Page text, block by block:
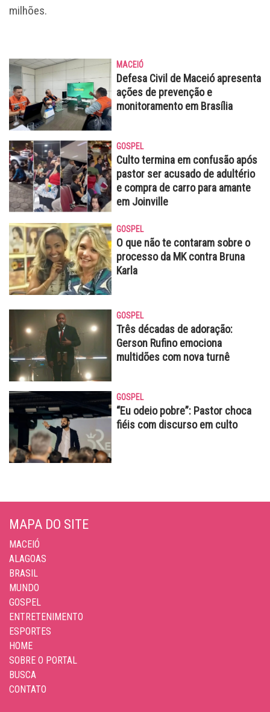
milhões.
MACEIÓ
Defesa Civil de Maceió apresenta
ações de prevenção e
monitoramento em Brasília
GOSPEL
Culto termina em confusão após
pastor ser acusado de adultério
e compra de carro para amante
em Joinville
GOSPEL
O que não te contaram sobre o
processo da MK contra Bruna
Karla
GOSPEL
Três décadas de adoração:
Gerson Rufino emociona
multidões com nova turnê
GOSPEL
“Eu odeio pobre”: Pastor choca
fiéis com discurso em culto
MAPA DO SITE
MACEIÓ
ALAGOAS
BRASIL
MUNDO
GOSPEL
ENTRETENIMENTO
ESPORTES
HOME
SOBRE O PORTAL
BUSCA
CONTATO